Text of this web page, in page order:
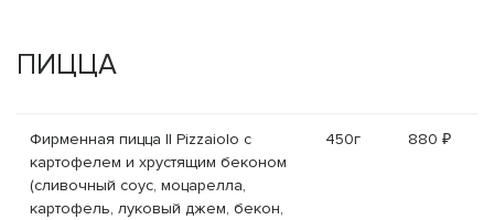
ПИЦЦА
Фирменная пицца Il Pizzaiolo с
картофелем и хрустящим беконом
(сливочный соус, моцарелла,
картофель, луковый джем, бекон,
450г 880 ₽